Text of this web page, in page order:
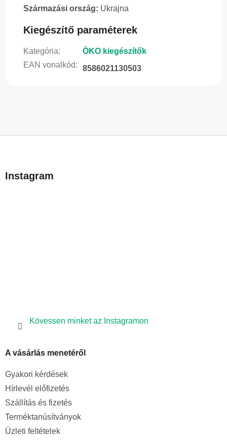
Származási ország: Ukrajna
Kiegészítő paraméterek
Kategória:
ÖKO kiegészítők
EAN vonalkód: 8586021130503
Instagram
Kövessen minket az Instagramon
A vásárlás menetéről
Gyakori kérdések
Hírlevél előfizetés
Szállítás és fizetés
Terméktanúsítványok
Üzleti feltételek